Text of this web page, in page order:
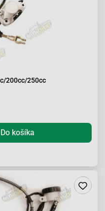
200cc/250cc
Do košíka